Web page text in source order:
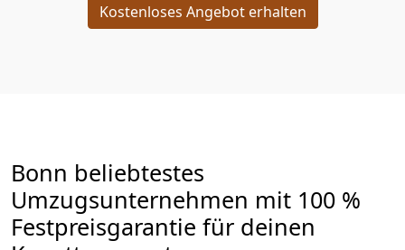
Kostenloses Angebot erhalten
Bonn beliebtestes
Umzugsunternehmen mit 100 %
Festpreisgarantie für deinen